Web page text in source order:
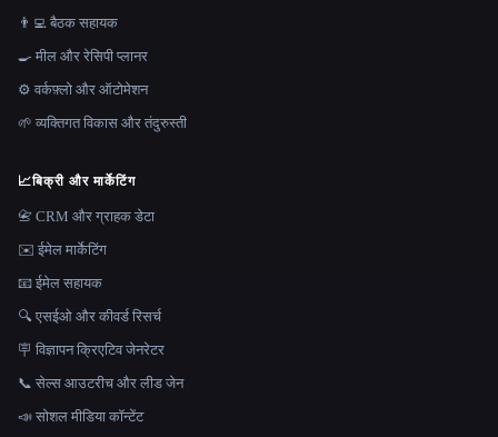
👨‍💻 बैठक सहायक
🍳 मील और रेसिपी प्लानर
⚙️ वर्कफ़्लो और ऑटोमेशन
🌱 व्यक्तिगत विकास और तंदुरुस्ती
📈बिक्री और मार्केटिंग
📇 CRM और ग्राहक डेटा
✉️ ईमेल मार्केटिंग
📧 ईमेल सहायक
🔍 एसईओ और कीवर्ड रिसर्च
🪧 विज्ञापन क्रिएटिव जेनरेटर
📞 सेल्स आउटरीच और लीड जेन
📣 सोशल मीडिया कॉन्टेंट